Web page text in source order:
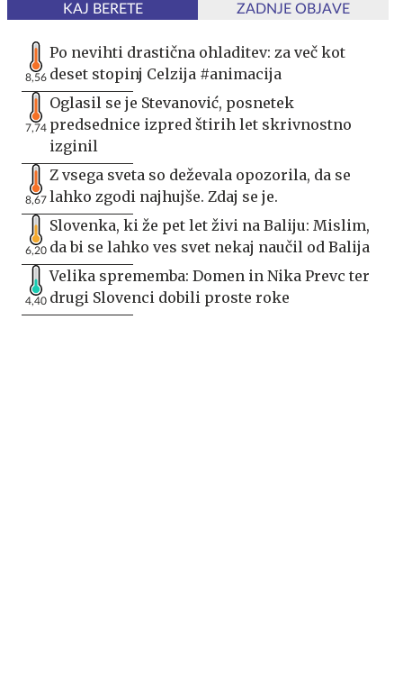
KAJ BERETE ZADNJE OBJAVE
8,56
Po nevihti drastična ohladitev: za več kot
deset stopinj Celzija #animacija
7,74
Oglasil se je Stevanović, posnetek
predsednice izpred štirih let skrivnostno
izginil
8,67
Z vsega sveta so deževala opozorila, da se
lahko zgodi najhujše. Zdaj se je.
6,20
Slovenka, ki že pet let živi na Baliju: Mislim,
da bi se lahko ves svet nekaj naučil od Balija
4,40
Velika sprememba: Domen in Nika Prevc ter
drugi Slovenci dobili proste roke